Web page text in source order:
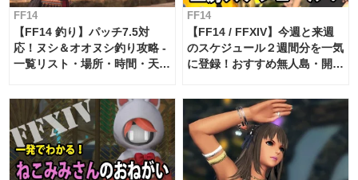
FF14
【FF14 釣り】パッチ7.5対
応！ヌシ＆オオヌシ釣り攻略 -
一覧リスト・場所・時間・天
FF14
【FF14 / FFXIV】今週と来週
のスケジュール２週間分を一気
に登録！おすすめ無人島・開拓
対応 / 毎週更新中】